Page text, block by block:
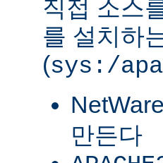
직접 소스
를 설치하
(sys:/
만든다